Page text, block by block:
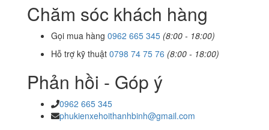
Chăm sóc khách hàng
Gọi mua hàng 0962 665 345 (8:00 - 18:00)
Hỗ trợ kỹ thuật 0798 74 75 76 (8:00 - 18:00)
Phản hồi - Góp ý
0962 665 345
phukienxehoithanhbinh@gmail.com